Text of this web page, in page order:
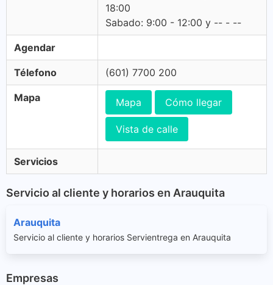
18:00
Sabado: 9:00 - 12:00 y -- - --
Agendar
Télefono (601) 7700 200
Mapa Mapa Cómo llegar
Vista de calle
Servicios
Servicio al cliente y horarios en Arauquita
Arauquita
Servicio al cliente y horarios Servientrega en Arauquita
Empresas